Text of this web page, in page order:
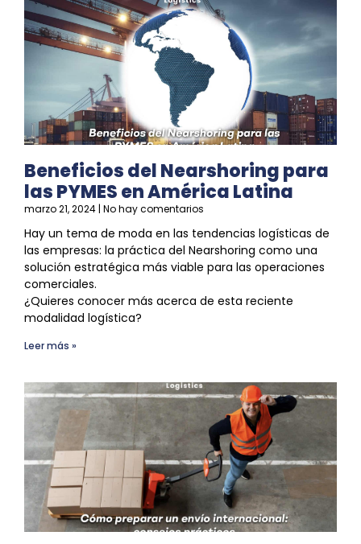
Beneficios del Nearshoring para
las PYMES en América Latina
marzo 21, 2024 No hay comentarios
Hay un tema de moda en las tendencias logísticas de
las empresas: la práctica del Nearshoring como una
solución estratégica más viable para las operaciones
comerciales.
¿Quieres conocer más acerca de esta reciente
modalidad logística?
Leer más »